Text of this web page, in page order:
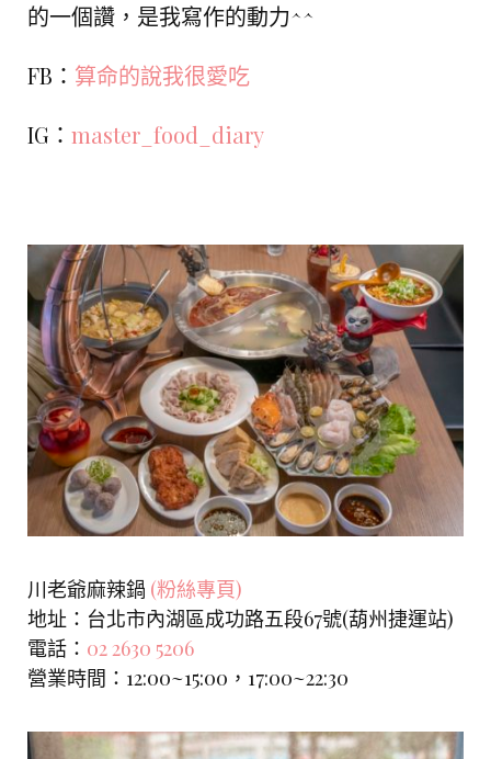
的一個讚，是我寫作的動力^^
FB： 算命的說我很愛吃
IG： master_food_diary
川老爺麻辣鍋 (粉絲專頁)
地址：台北市內湖區成功路五段67號(葫州捷運站)
電話： 02 2630 5206
營業時間：12:00~15:00，17:00~22:30